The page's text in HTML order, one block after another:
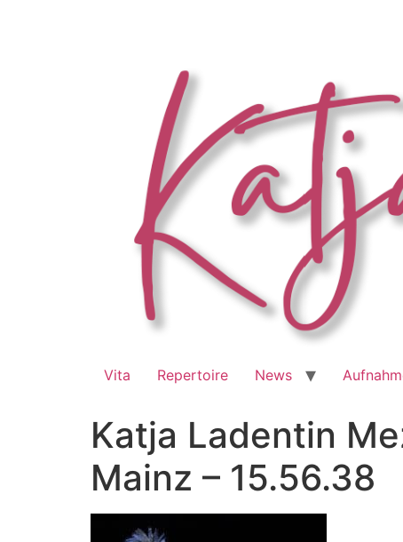
Vita Repertoire News
Katja Ladentin
Mainz – 15.56.38